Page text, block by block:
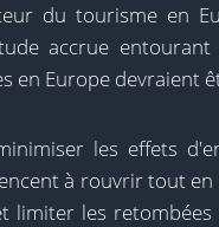
du tourisme en
accrue
en Europe devraient
les effets
à rouvrir tout en
limiter les